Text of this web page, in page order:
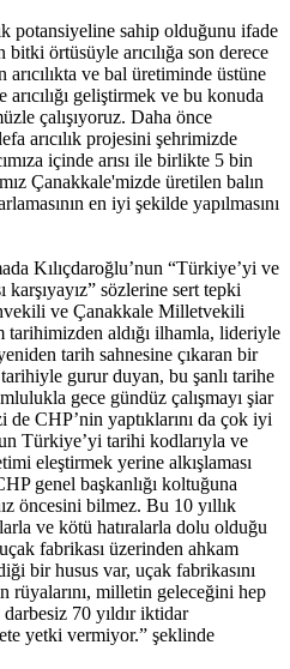
potansiyeline sahip olduğunu ifade
örtüsüyle arıcılığa son derece
ve bal üretiminde üstüne
geliştirmek ve bu konuda
çalışıyoruz. Daha önce
arıcılık projesini şehrimizde
içinde arısı ile birlikte 5 bin
Çanakkale'mizde üretilen balın
en iyi şekilde yapılmasını
Kılıçdaroğlu’nun “Türkiye’yi ve
sözlerine sert tepki
ve Çanakkale Milletvekili
aldığı ilhamla, lideriyle
tarih sahnesine çıkaran bir
gurur duyan, bu şanlı tarihe
gece gündüz çalışmayı şiar
CHP’nin yaptıklarını da çok iyi
Türkiye’yi tarihi kodlarıyla ve
eleştirmek yerine alkışlaması
genel başkanlığı koltuğuna
öncesini bilmez. Bu 10 yıllık
ve kötü hatıralarla dolu olduğu
fabrikası üzerinden ahkam
bir husus var, uçak fabrikasını
rüyalarını, milletin geleceğini hep
70 yıldır iktidar
yetki vermiyor.” şeklinde